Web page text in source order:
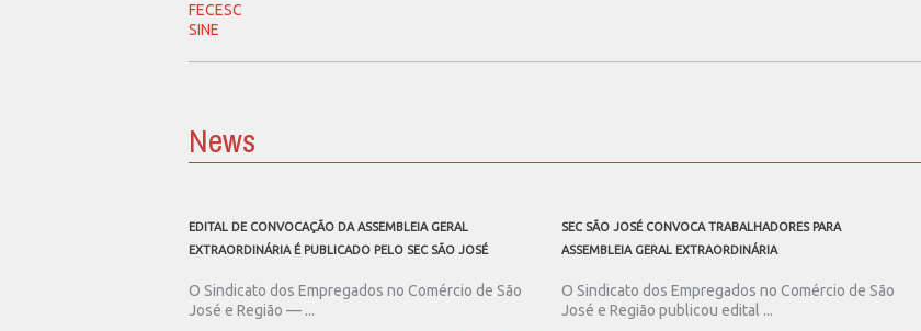
FECESC
SINE
News
EDITAL DE CONVOCAÇÃO DA ASSEMBLEIA GERAL
EXTRAORDINÁRIA É PUBLICADO PELO SEC SÃO JOSÉ
O Sindicato dos Empregados no Comércio de São
José e Região — ...
SEC SÃO JOSÉ CONVOCA TRABALHADORES PARA
ASSEMBLEIA GERAL EXTRAORDINÁRIA
O Sindicato dos Empregados no Comércio de São
José e Região publicou edital ...